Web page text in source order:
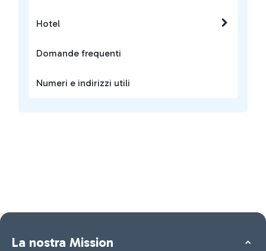
Hotel
Domande frequenti
Numeri e indirizzi utili
La nostra Mission